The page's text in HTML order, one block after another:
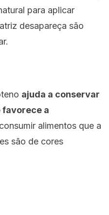
para aplicar
desapareça são
ajuda a conservar
favorece a
alimentos que a
são de cores